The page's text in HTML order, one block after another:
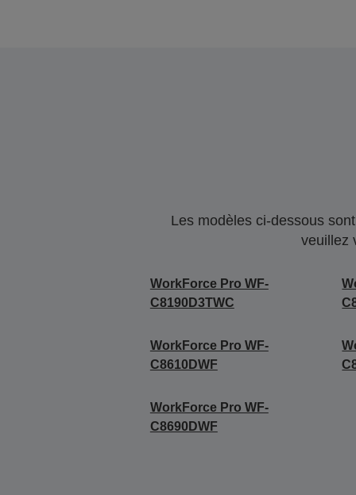
Les modèles ci-dessous
veuillez
WorkForce Pro WF-
C8190D3TWC
WorkForce Pro WF-
C8610DWF
WorkForce Pro WF-
C8690DWF